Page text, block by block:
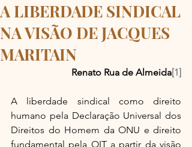
A LIBERDADE SINDICAL
NA VISÃO DE JACQUES
MARITAIN
Renato Rua de Almeida[1]
A liberdade sindical como direito
humano pela Declaração Universal dos
Direitos do Homem da ONU e direito
fundamental pela OIT a partir da visão